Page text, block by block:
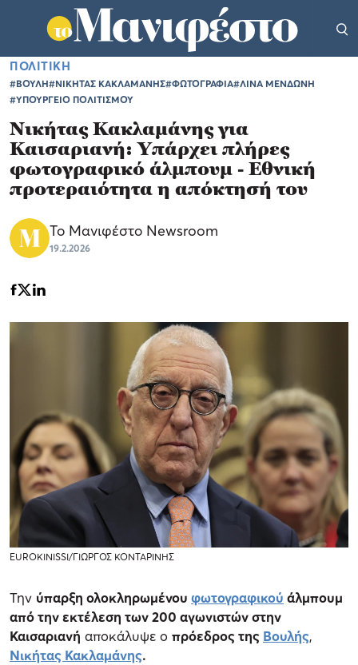
ΠΟΛΙΤΙΚΗ
#ΒΟΥΛΗ#ΝΙΚΗΤΑΣ ΚΑΚΛΑΜΑΝΗΣ#ΦΩΤΟΓΡΑΦΙΑ#ΛΙΝΑ ΜΕΝΔΩΝΗ
#ΥΠΟΥΡΓΕΙΟ ΠΟΛΙΤΙΣΜΟΥ
Νικήτας Κακλαμάνης για
Καισαριανή: Υπάρχει πλήρες
φωτογραφικό άλμπουμ - Εθνική
προτεραιότητα η απόκτησή του
Το Μανιφέστο Newsroom
19.2.2026
EUROKINISSI/ΓΙΩΡΓΟΣ ΚΟΝΤΑΡΙΝΗΣ
Την ύπαρξη ολοκληρωμένου φωτογραφικού άλμπουμ
από την εκτέλεση των 200 αγωνιστών στην
Καισαριανή αποκάλυψε ο πρόεδρος της Βουλής,
Νικήτας Κακλαμάνης.